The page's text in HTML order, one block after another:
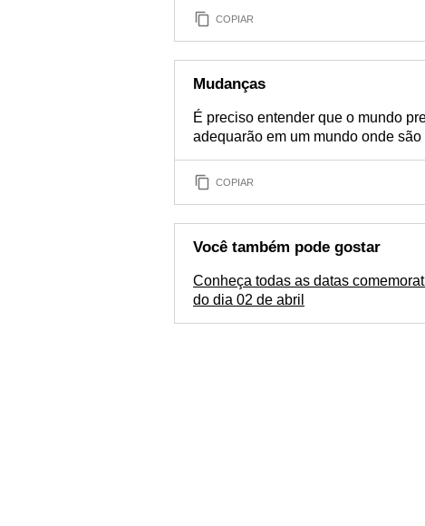
COPIAR
Mudanças
É preciso entender que o mundo
adequarão em um mundo onde
COPIAR
Você também pode gostar
Conheça todas as datas
do dia 02 de abril